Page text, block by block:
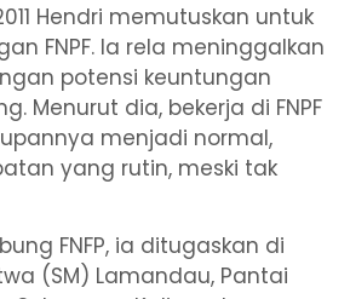
Hendri memutuskan untuk
FNPF. Ia rela meninggalkan
potensi keuntungan
Menurut dia, bekerja di FNPF
menjadi normal,
yang rutin, meski tak
FNFP, ia ditugaskan di
(SM) Lamandau, Pantai